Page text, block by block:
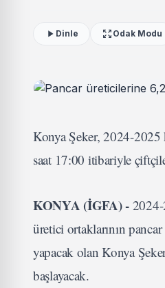
Dinle Odak Modu
Konya Şeker, 2024-
saat 17:00 itibariyle
KONYA (İGFA) -
üretici ortaklarının
yapacak olan Konya
başlayacak.